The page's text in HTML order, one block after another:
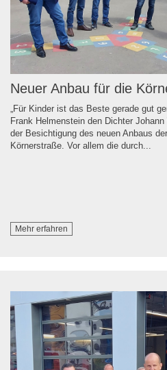
Neuer Anbau für die
„Für Kinder ist das Beste gerade gut
Frank Helmenstein den Dichter
der Besichtigung des neuen Anbaus
Körnerstraße. Vor allem die durch...
Mehr erfahren